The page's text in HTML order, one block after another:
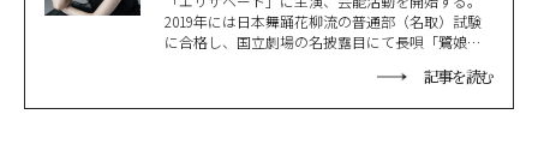
2019年には日本舞踊花柳流の普通部（名取）試験
に合格し、国立劇場の名披露目にて長唄「鷺娘」
記事を読む